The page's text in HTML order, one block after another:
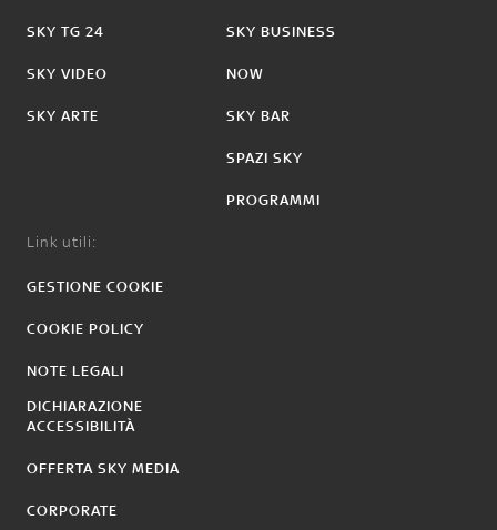
SKY TG 24
SKY VIDEO
SKY ARTE
SKY BUSINESS
NOW
SKY BAR
SPAZI SKY
PROGRAMMI
Link utili:
GESTIONE COOKIE
COOKIE POLICY
NOTE LEGALI
DICHIARAZIONE
ACCESSIBILITÀ
OFFERTA SKY MEDIA
CORPORATE